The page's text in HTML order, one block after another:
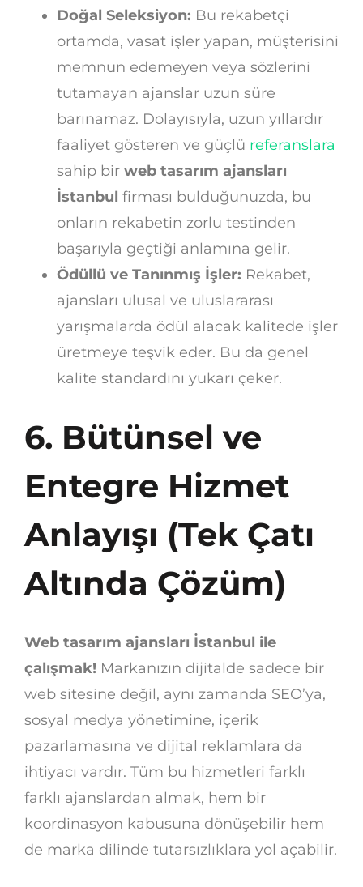
Doğal Seleksiyon: Bu rekabetçi
ortamda, vasat işler yapan, müşterisini
memnun edemeyen veya sözlerini
tutamayan ajanslar uzun süre
barınamaz. Dolayısıyla, uzun yıllardır
faaliyet gösteren ve güçlü referanslara
sahip bir web tasarım ajansları
İstanbul firması bulduğunuzda, bu
onların rekabetin zorlu testinden
başarıyla geçtiği anlamına gelir.
Ödüllü ve Tanınmış İşler: Rekabet,
ajansları ulusal ve uluslararası
yarışmalarda ödül alacak kalitede işler
üretmeye teşvik eder. Bu da genel
kalite standardını yukarı çeker.
6. Bütünsel ve
Entegre Hizmet
Anlayışı (Tek Çatı
Altında Çözüm)
Web tasarım ajansları İstanbul ile
çalışmak! Markanızın dijitalde sadece bir
web sitesine değil, aynı zamanda SEO’ya,
sosyal medya yönetimine, içerik
pazarlamasına ve dijital reklamlara da
ihtiyacı vardır. Tüm bu hizmetleri farklı
farklı ajanslardan almak, hem bir
koordinasyon kabusuna dönüşebilir hem
de marka dilinde tutarsızlıklara yol açabilir.